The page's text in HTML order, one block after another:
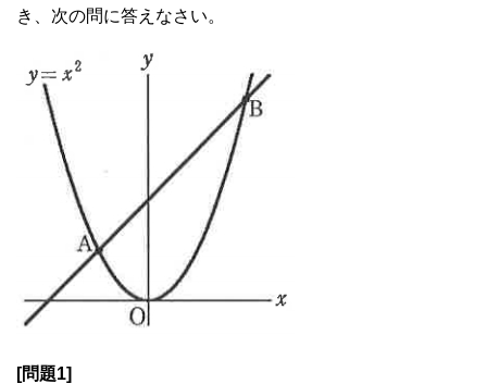
き、次の問に答えなさい。
[問題1]